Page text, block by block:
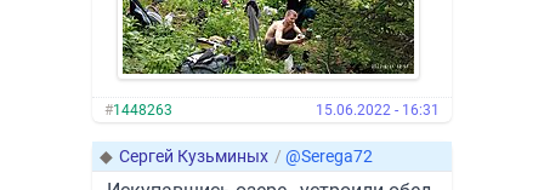
#1448263 15.06.2022 - 16:31
◆ Сергей Кузьминых / @Serega72